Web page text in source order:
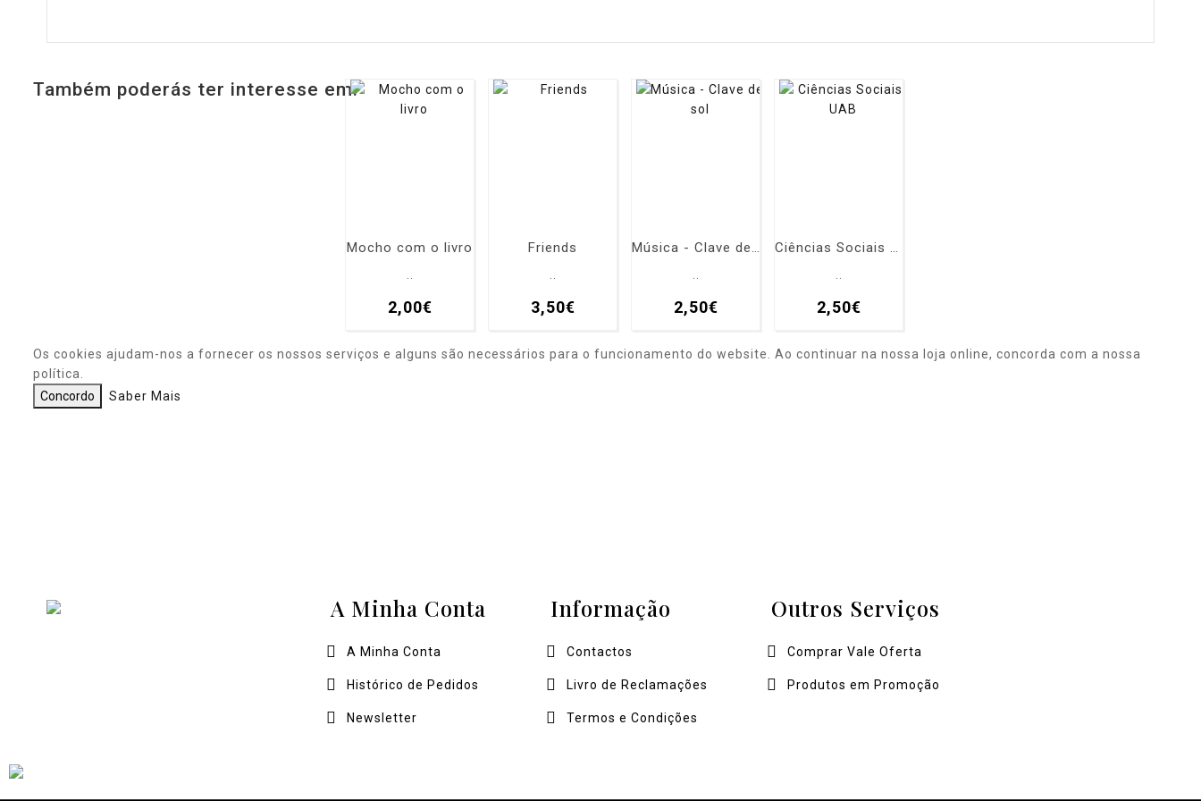
Também poderás ter interesse em:
Mocho com o livro
2,00€
Friends
3,50€
Música - Clave de sol
2,50€
Ciências Sociais UAB
2,50€
Os cookies ajudam-nos a fornecer os nossos serviços e alguns são necessários para o funcionamento do website. Ao continuar na nossa loja online, concorda com a nossa
política.
Concordo
Saber Mais
A Minha Conta
A Minha Conta
Histórico de Pedidos
Newsletter
Informação
Contactos
Livro de Reclamações
Termos e Condições
Outros Serviços
Comprar Vale Oferta
Produtos em Promoção